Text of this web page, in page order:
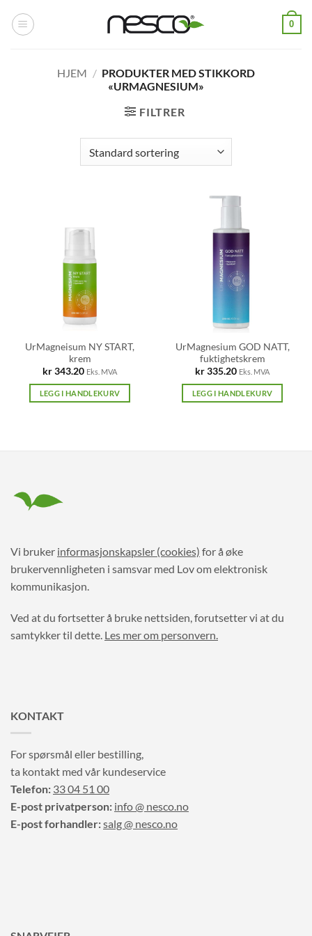
0
HJEM / PRODUKTER MED STIKKORD
«URMAGNESIUM»
FILTRER
UrMagneisum NY START,
krem
kr343.20 Eks. MVA
LEGG I HANDLEKURV
UrMagnesium GOD NATT,
fuktighetskrem
kr335.20 Eks. MVA
LEGG I HANDLEKURV
Vi bruker informasjonskapsler (cookies) for å øke
brukervennligheten i samsvar med Lov om elektronisk
kommunikasjon.
Ved at du fortsetter å bruke nettsiden, forutsetter vi at du
samtykker til dette. Les mer om personvern.
KONTAKT
For spørsmål eller bestilling,
ta kontakt med vår kundeservice
Telefon: 33 04 51 00
E-post privatperson: info @ nesco.no
E-post forhandler:salg @ nesco.no